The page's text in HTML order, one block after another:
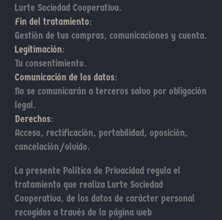
Lurte Sociedad Cooperativa.
Fin del tratamiento:
Gestión de tus compras, comunicaciones y cuenta.
Legitimación:
Tu consentimiento.
Comunicación de los datos:
No se comunicarán a terceros salvo por obligación
legal.
Derechos:
Acceso, rectificación, portabilidad, oposición,
cancelación/olvido.
La presente Política de Privacidad regula el
tratamiento que realiza Lurte Sociedad
Cooperativa, de los datos de carácter personal
recogidos a través de la página web